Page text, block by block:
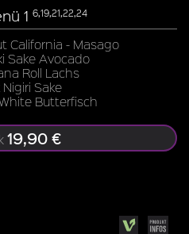
1 6,19,21,22,24
California - Masago
Sake Avocado
Roll Lachs
Nigiri Sake
Butterfisch
19,90 €